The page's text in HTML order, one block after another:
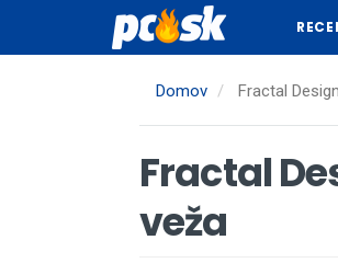
hlavný
Domov Fractal
Fractal
veža